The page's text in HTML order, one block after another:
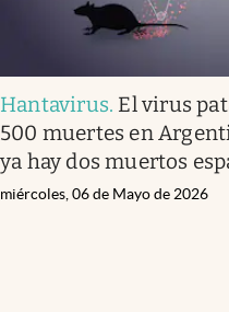
Hantavirus. El virus
500 muertes en
ya hay dos muertos
miércoles, 06 de Mayo de 2026